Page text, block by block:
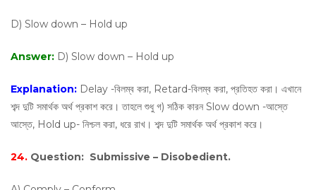
D) Slow down – Hold up
Answer: D) Slow down – Hold up
Explanation: Delay -বিলম্ব করা, Retard-বিলম্ব করা, প্রতিহত করা। এখানে
শব্দ দুটি সমার্থক অর্থ প্রকাশ করে। তাহলে শুধু গ) সঠিক কারন Slow down -আস্তে
আস্তে, Hold up- নিশ্চল করা, ধরে রাখ। শব্দ দুটি সমার্থক অর্থ প্রকাশ করে।
24. Question: Submissive – Disobedient.